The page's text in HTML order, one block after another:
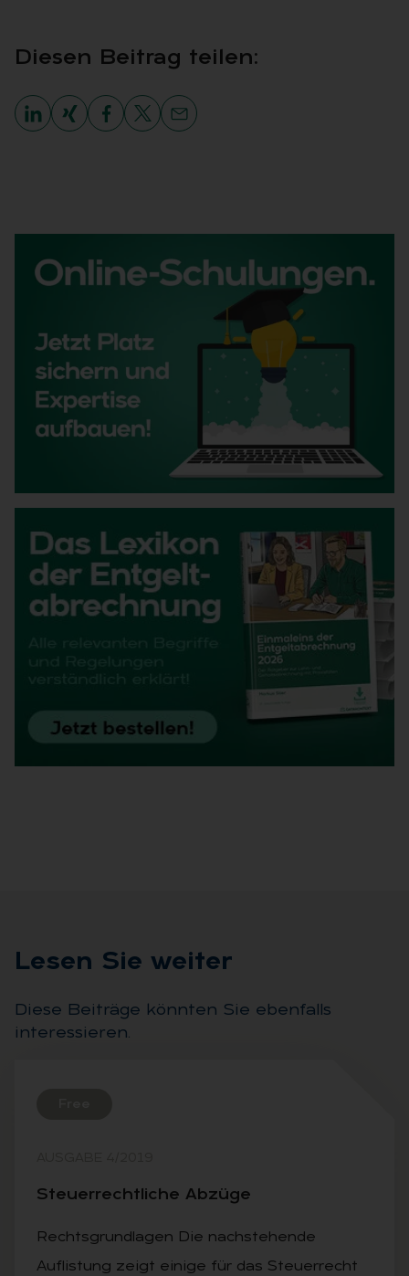
Die­sen Bei­trag tei­len:
Le­sen Sie wei­ter
Diese Beiträge könnten Sie ebenfalls
interessieren.
Steu­er­recht­li­che Ab­zü­ge
Rechtsgrundlagen Die nachstehende
Auflistung zeigt einige für das Steuerrecht